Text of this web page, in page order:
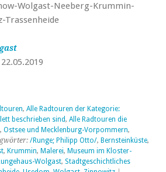
Wolgast-Neeberg-Krummin-
Trassenheide
, Alle Radtouren der Kategorie:
beschrieben sind, Alle Radtouren die
, Ostsee und Mecklenburg-Vorpommern,
/Runge; Philipp Otto/, Bernsteinküste,
, Krummin, Malerei, Museum im Kloster-
Wolgast, Stadtgeschichtliches